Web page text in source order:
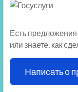
Есть предложения
или знаете, как
Написать о